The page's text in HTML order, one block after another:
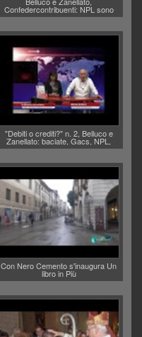
Confedercontribuenti: NPL sono
debiti o crediti?
"Debiti o crediti?" n. 2, Belluco e
Zanellato: baciate, Gacs, NPL,
usura
Con Nero Cemento s'inaugura Un
libro in Più